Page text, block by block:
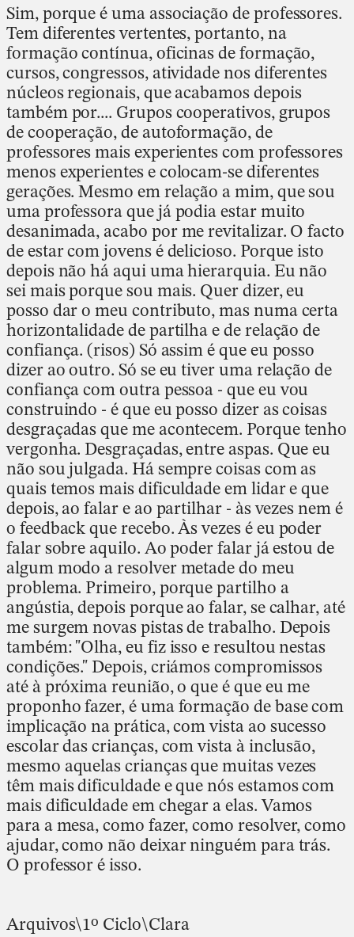
Sim, porque é uma associação de professores.
Tem diferentes vertentes, portanto, na
formação contínua, oficinas de formação,
cursos, congressos, atividade nos diferentes
núcleos regionais, que acabamos depois
também por.... Grupos cooperativos, grupos
de cooperação, de autoformação, de
professores mais experientes com professores
menos experientes e colocam-se diferentes
gerações. Mesmo em relação a mim, que sou
uma professora que já podia estar muito
desanimada, acabo por me revitalizar. O facto
de estar com jovens é delicioso. Porque isto
depois não há aqui uma hierarquia. Eu não
sei mais porque sou mais. Quer dizer, eu
posso dar o meu contributo, mas numa certa
horizontalidade de partilha e de relação de
confiança. (risos) Só assim é que eu posso
dizer ao outro. Só se eu tiver uma relação de
confiança com outra pessoa - que eu vou
construindo - é que eu posso dizer as coisas
desgraçadas que me acontecem. Porque tenho
vergonha. Desgraçadas, entre aspas. Que eu
não sou julgada. Há sempre coisas com as
quais temos mais dificuldade em lidar e que
depois, ao falar e ao partilhar - às vezes nem é
o feedback que recebo. Às vezes é eu poder
falar sobre aquilo. Ao poder falar já estou de
algum modo a resolver metade do meu
problema. Primeiro, porque partilho a
angústia, depois porque ao falar, se calhar, até
me surgem novas pistas de trabalho. Depois
também: "Olha, eu fiz isso e resultou nestas
condições." Depois, criámos compromissos
até à próxima reunião, o que é que eu me
proponho fazer, é uma formação de base com
implicação na prática, com vista ao sucesso
escolar das crianças, com vista à inclusão,
mesmo aquelas crianças que muitas vezes
têm mais dificuldade e que nós estamos com
mais dificuldade em chegar a elas. Vamos
para a mesa, como fazer, como resolver, como
ajudar, como não deixar ninguém para trás.
O professor é isso.
Arquivos\1º Ciclo\Clara